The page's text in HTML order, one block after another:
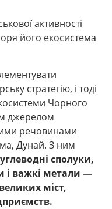
активності
його екосистема
стратегію, і тоді
Чорного
джерелом
речовинами
Дунай. З ним
сполуки,
і важкі метали —
міст,